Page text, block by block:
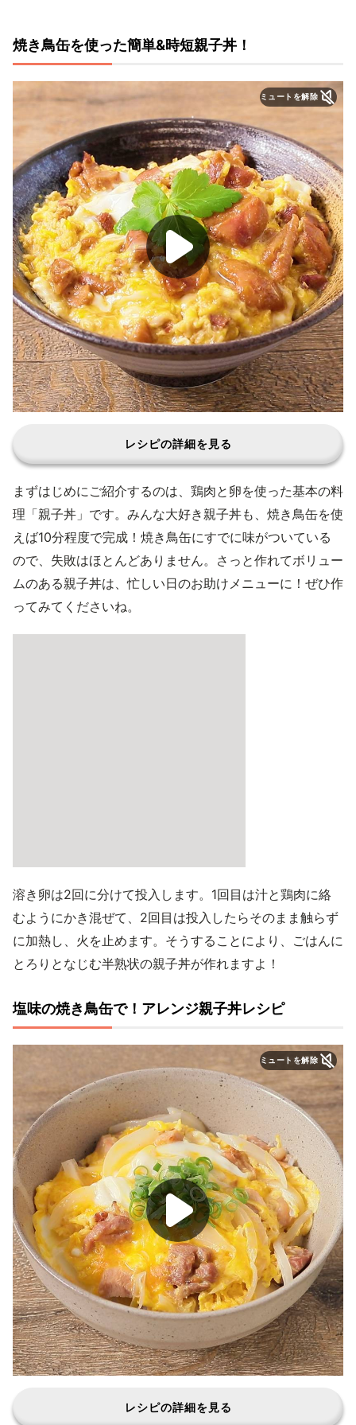
焼き鳥缶を使った簡単&時短親子丼！
ミュートを解除
レシピの詳細を見る
まずはじめにご紹介するのは、鶏肉と卵を使った基本の料
理「親子丼」です。みんな大好き親子丼も、焼き鳥缶を使
えば10分程度で完成！焼き鳥缶にすでに味がついている
ので、失敗はほとんどありません。さっと作れてボリュー
ムのある親子丼は、忙しい日のお助けメニューに！ぜひ作
ってみてくださいね。
溶き卵は2回に分けて投入します。1回目は汁と鶏肉に絡
むようにかき混ぜて、2回目は投入したらそのまま触らず
に加熱し、火を止めます。そうすることにより、ごはんに
とろりとなじむ半熟状の親子丼が作れますよ！
塩味の焼き鳥缶で！アレンジ親子丼レシピ
ミュートを解除
レシピの詳細を見る